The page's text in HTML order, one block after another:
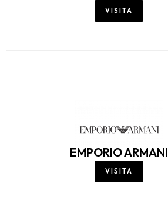
VISITA
EMPORIO ARMANI
VISITA